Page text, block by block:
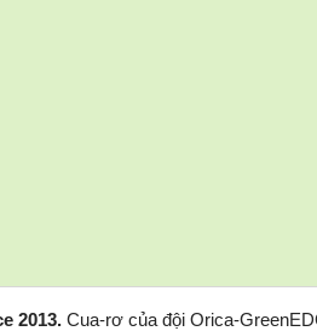
2013. Cua-rơ của đội Orica-